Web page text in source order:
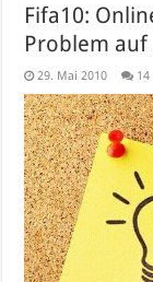
Fifa10:
Problem auf
29. Mai 2010 14